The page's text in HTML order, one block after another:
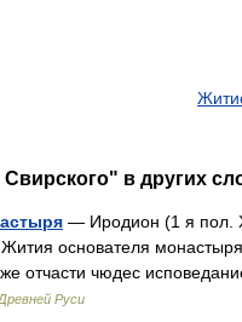
в других
— Иродион (1 я пол.
основателя
отчасти чюдес
Руси